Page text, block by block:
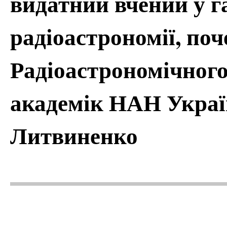
радіоастрономії,
академік НАН
Литвиненко